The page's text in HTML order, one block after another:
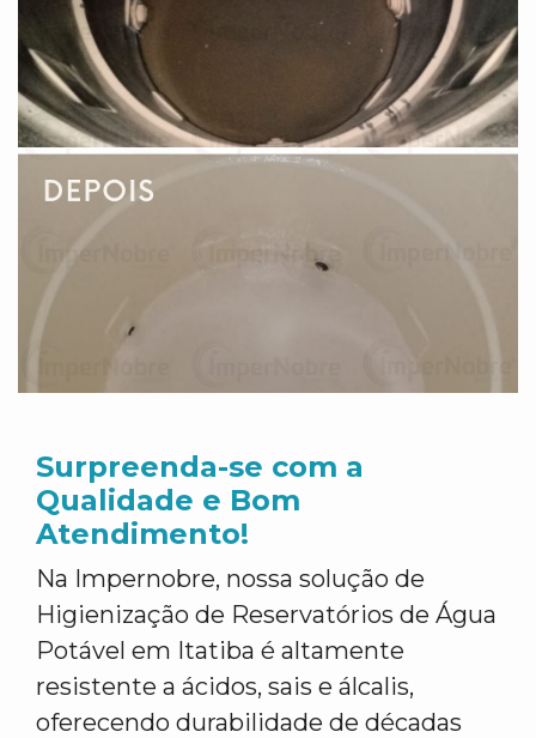
Surpreenda-se com a
Qualidade e Bom
Atendimento!
Na Impernobre, nossa solução de
Higienização de Reservatórios de Água
Potável em Itatiba é altamente
resistente a ácidos, sais e álcalis,
oferecendo durabilidade de décadas